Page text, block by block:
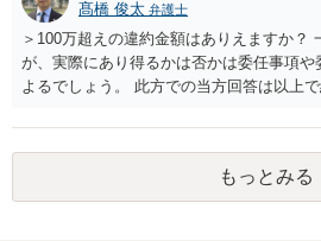
髙橋 俊太 弁護士
＞100万超えの違約金額はありえますか？
が、実際にあり得るかは否かは委任事項
よるでしょう。 此方での当方回答は以上
もっとみる